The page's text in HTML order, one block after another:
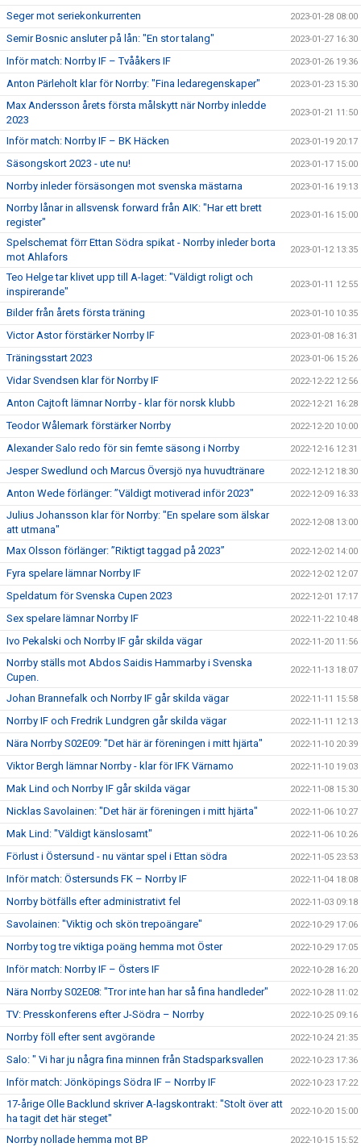
Seger mot seriekonkurrenten 2023-01-28 08:00
Semir Bosnic ansluter på lån: "En stor talang" 2023-01-27 16:30
Inför match: Norrby IF – Tvååkers IF 2023-01-26 19:36
Anton Pärleholt klar för Norrby: "Fina ledaregenskaper" 2023-01-23 15:30
Max Andersson årets första målskytt när Norrby inledde
2023
2023-01-21 11:50
Inför match: Norrby IF – BK Häcken 2023-01-19 20:17
Säsongskort 2023 - ute nu! 2023-01-17 15:00
Norrby inleder försäsongen mot svenska mästarna 2023-01-16 19:13
Norrby lånar in allsvensk forward från AIK: "Har ett brett
register"
2023-01-16 15:00
Spelschemat förr Ettan Södra spikat - Norrby inleder borta
mot Ahlafors
2023-01-12 13:35
Teo Helge tar klivet upp till A-laget: "Väldigt roligt och
inspirerande"
2023-01-11 12:55
Bilder från årets första träning 2023-01-10 10:35
Victor Astor förstärker Norrby IF 2023-01-08 16:31
Träningsstart 2023 2023-01-06 15:26
Vidar Svendsen klar för Norrby IF 2022-12-22 12:56
Anton Cajtoft lämnar Norrby - klar för norsk klubb 2022-12-21 16:28
Teodor Wålemark förstärker Norrby 2022-12-20 10:00
Alexander Salo redo för sin femte säsong i Norrby 2022-12-16 12:31
Jesper Swedlund och Marcus Översjö nya huvudtränare 2022-12-12 18:30
Anton Wede förlänger: ”Väldigt motiverad inför 2023" 2022-12-09 16:33
Julius Johansson klar för Norrby: "En spelare som älskar
att utmana"
2022-12-08 13:00
Max Olsson förlänger: ”Riktigt taggad på 2023” 2022-12-02 14:00
Fyra spelare lämnar Norrby IF 2022-12-02 12:07
Speldatum för Svenska Cupen 2023 2022-12-01 17:17
Sex spelare lämnar Norrby IF 2022-11-22 10:48
Ivo Pekalski och Norrby IF går skilda vägar 2022-11-20 11:56
Norrby ställs mot Abdos Saidis Hammarby i Svenska
Cupen.
2022-11-13 18:07
Johan Brannefalk och Norrby IF går skilda vägar 2022-11-11 15:58
Norrby IF och Fredrik Lundgren går skilda vägar 2022-11-11 12:13
Nära Norrby S02E09: "Det här är föreningen i mitt hjärta" 2022-11-10 20:39
Viktor Bergh lämnar Norrby - klar för IFK Värnamo 2022-11-10 19:03
Mak Lind och Norrby IF går skilda vägar 2022-11-08 15:30
Nicklas Savolainen: "Det här är föreningen i mitt hjärta" 2022-11-06 10:27
Mak Lind: "Väldigt känslosamt" 2022-11-06 10:26
Förlust i Östersund - nu väntar spel i Ettan södra 2022-11-05 23:53
Inför match: Östersunds FK – Norrby IF 2022-11-04 18:08
Norrby bötfälls efter administrativt fel 2022-11-03 09:18
Savolainen: "Viktig och skön trepoängare" 2022-10-29 17:06
Norrby tog tre viktiga poäng hemma mot Öster 2022-10-29 17:05
Inför match: Norrby IF – Östers IF 2022-10-28 16:20
Nära Norrby S02E08: "Tror inte han har så fina handleder" 2022-10-28 11:02
TV: Presskonferens efter J-Södra – Norrby 2022-10-25 09:16
Norrby föll efter sent avgörande 2022-10-24 21:35
Salo: " Vi har ju några fina minnen från Stadsparksvallen 2022-10-23 17:36
Inför match: Jönköpings Södra IF – Norrby IF 2022-10-23 17:22
17-årige Olle Backlund skriver A-lagskontrakt: "Stolt över att
ha tagit det här steget"
2022-10-20 15:00
Norrby nollade hemma mot BP 2022-10-15 15:52